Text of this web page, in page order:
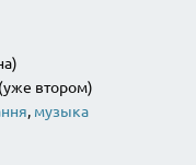
втором)
, музыка